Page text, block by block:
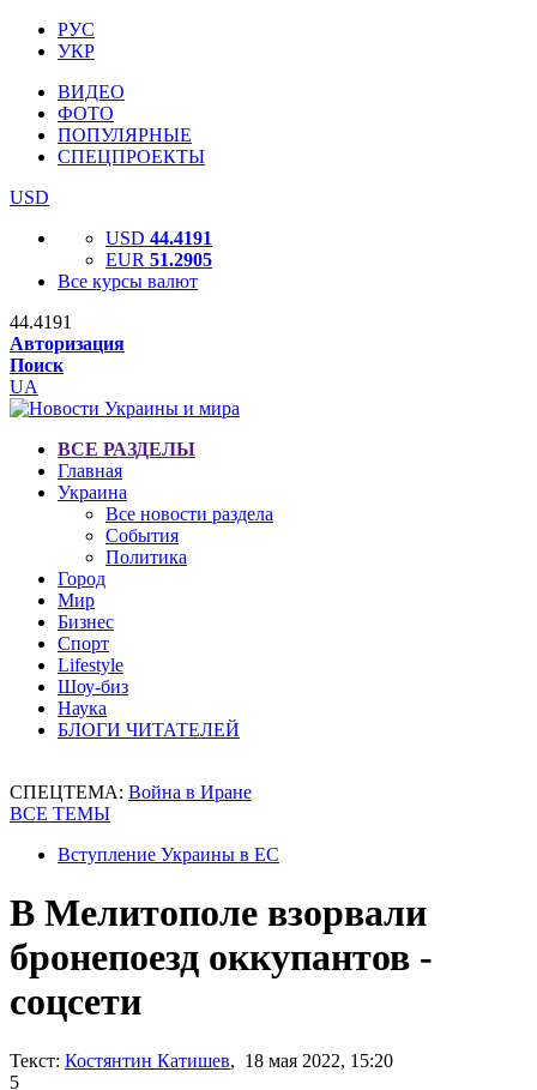
РУС
УКР
ВИДЕО
ФОТО
ПОПУЛЯРНЫЕ
СПЕЦПРОЕКТЫ
USD
USD 44.4191
EUR 51.2905
Все курсы валют
44.4191
Авторизация
Поиск
UA
ВСЕ РАЗДЕЛЫ
Главная
Украина
Все новости раздела
События
Политика
Город
Мир
Бизнес
Спорт
Lifestyle
Шоу-биз
Наука
БЛОГИ ЧИТАТЕЛЕЙ
СПЕЦТЕМА: Война в Иране
ВСЕ ТЕМЫ
Вступление Украины в ЕС
В Мелитополе взорвали
бронепоезд оккупантов -
соцсети
Текст: Костянтин Катишев, 18 мая 2022, 15:20
5